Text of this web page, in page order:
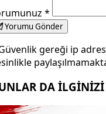
*
Yorumu Gönder
gereği ip
DA İLGİNİZİ